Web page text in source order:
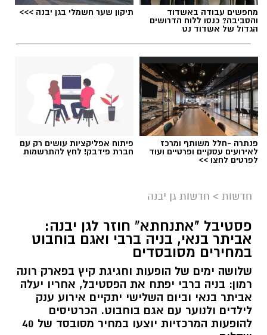
מחפשים עבודה באשדוד
והסביבה? כנסו ללוח הדרושים
הגדול של אשדוד נט
תיקון שער חשמלי בגן יבנה >>>
פנתרה -חלל משותף ומרכז
לאירועים עסקיים ופרטיים ועוד
לפרטים לחצו >>
פיתוח אפליקציות עושים רק עם
חברת פידבק! לחץ להתרשמות
חדשות > חדשות גן יבנה
פסטיבל "אתנחתא" חוזר לגן יבנה:
אביתר בנאי, בניה ברבי ואגם בוחבוט
במחירים מסובסדים
שלושה ימים של הופעות וחגיגת קיץ בפארק רונה
רמון: בניה ברבי יפתח את הפסטיבל, אחריו יעלה
אביתר בנאי וביום השלישי יתקיים אירוע ענק
לילדים ולנוער עם אגם בוחבוט. הכרטיסים
להופעות המרכזיות יוצעו במחיר מסובסד של 40